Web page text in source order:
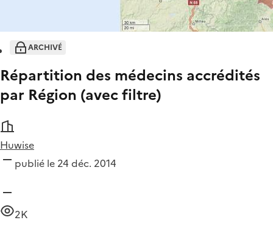
ARCHIVÉ
Répartition des médecins accrédités
par Région (avec filtre)
Huwise
publié le 24 déc. 2014
2K